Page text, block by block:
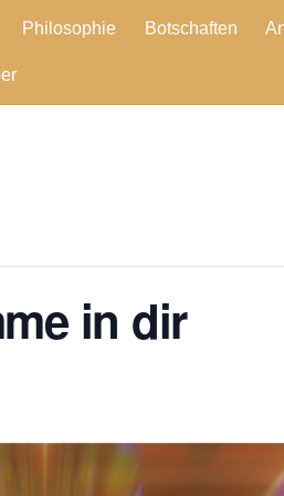
Philosophie Botschaften
in dir